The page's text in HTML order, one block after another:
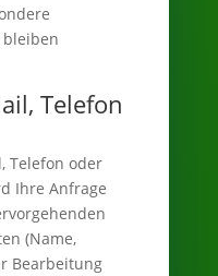
Telefon
Telefon oder
Ihre Anfrage
(Name,
Bearbeitung